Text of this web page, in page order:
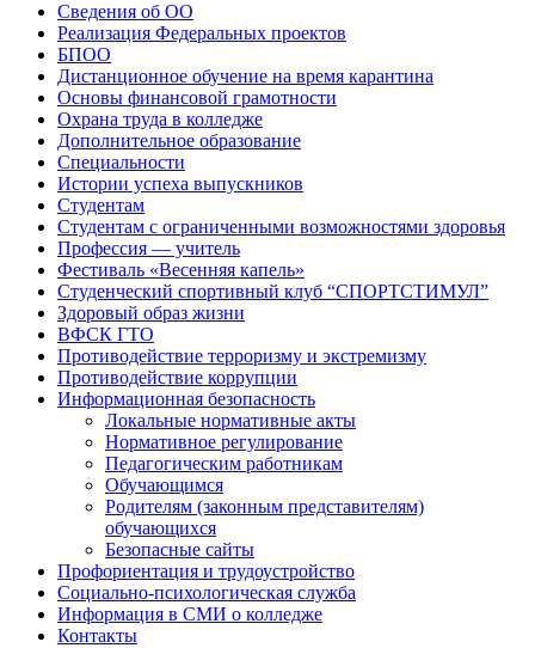
Сведения об ОО
Реализация Федеральных проектов
БПОО
Дистанционное обучение на время карантина
Основы финансовой грамотности
Охрана труда в колледже
Дополнительное образование
Специальности
Истории успеха выпускников
Студентам
Студентам с ограниченными возможностями здоровья
Профессия — учитель
Фестиваль «Весенняя капель»
Студенческий спортивный клуб “СПОРТСТИМУЛ”
Здоровый образ жизни
ВФСК ГТО
Противодействие терроризму и экстремизму
Противодействие коррупции
Информационная безопасность
Локальные нормативные акты
Нормативное регулирование
Педагогическим работникам
Обучающимся
Родителям (законным представителям)
обучающихся
Безопасные сайты
Профориентация и трудоустройство
Социально-психологическая служба
Информация в СМИ о колледже
Контакты